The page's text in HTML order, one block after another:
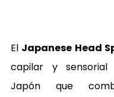
El Japanese Head
capilar y sensorial
Japón que